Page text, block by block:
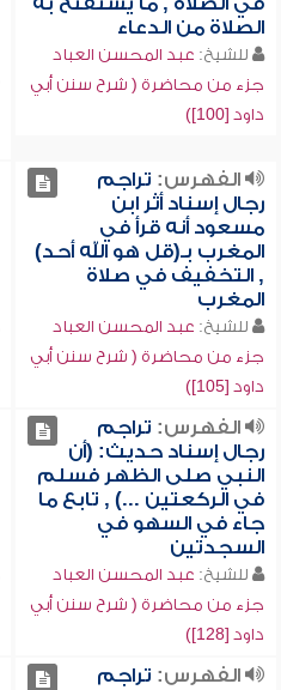
الصلاة من الدعاء
للشيخ: عبد المحسن العباد
جزء من محاضرة ( شرح سنن أبي
داود [100])
الفهرس: تراجم
رجال إسناد أثر ابن
مسعود أنه قرأ في
المغرب بـ(قل هو الله أحد)
, التخفيف في صلاة
المغرب
للشيخ: عبد المحسن العباد
جزء من محاضرة ( شرح سنن أبي
داود [105])
الفهرس: تراجم
رجال إسناد حديث: (أن
النبي صلى الظهر فسلم
في الركعتين ...) , تابع ما
جاء في السهو في
السجدتين
للشيخ: عبد المحسن العباد
جزء من محاضرة ( شرح سنن أبي
داود [128])
الفهرس: تراجم